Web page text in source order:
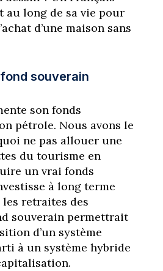
au long de sa vie pour
d’une maison sans
souverain
son fonds
pétrole. Nous avons le
ne pas allouer une
du tourisme en
un vrai fonds
à long terme
retraites des
souverain permettrait
d’un système
à un système hybride